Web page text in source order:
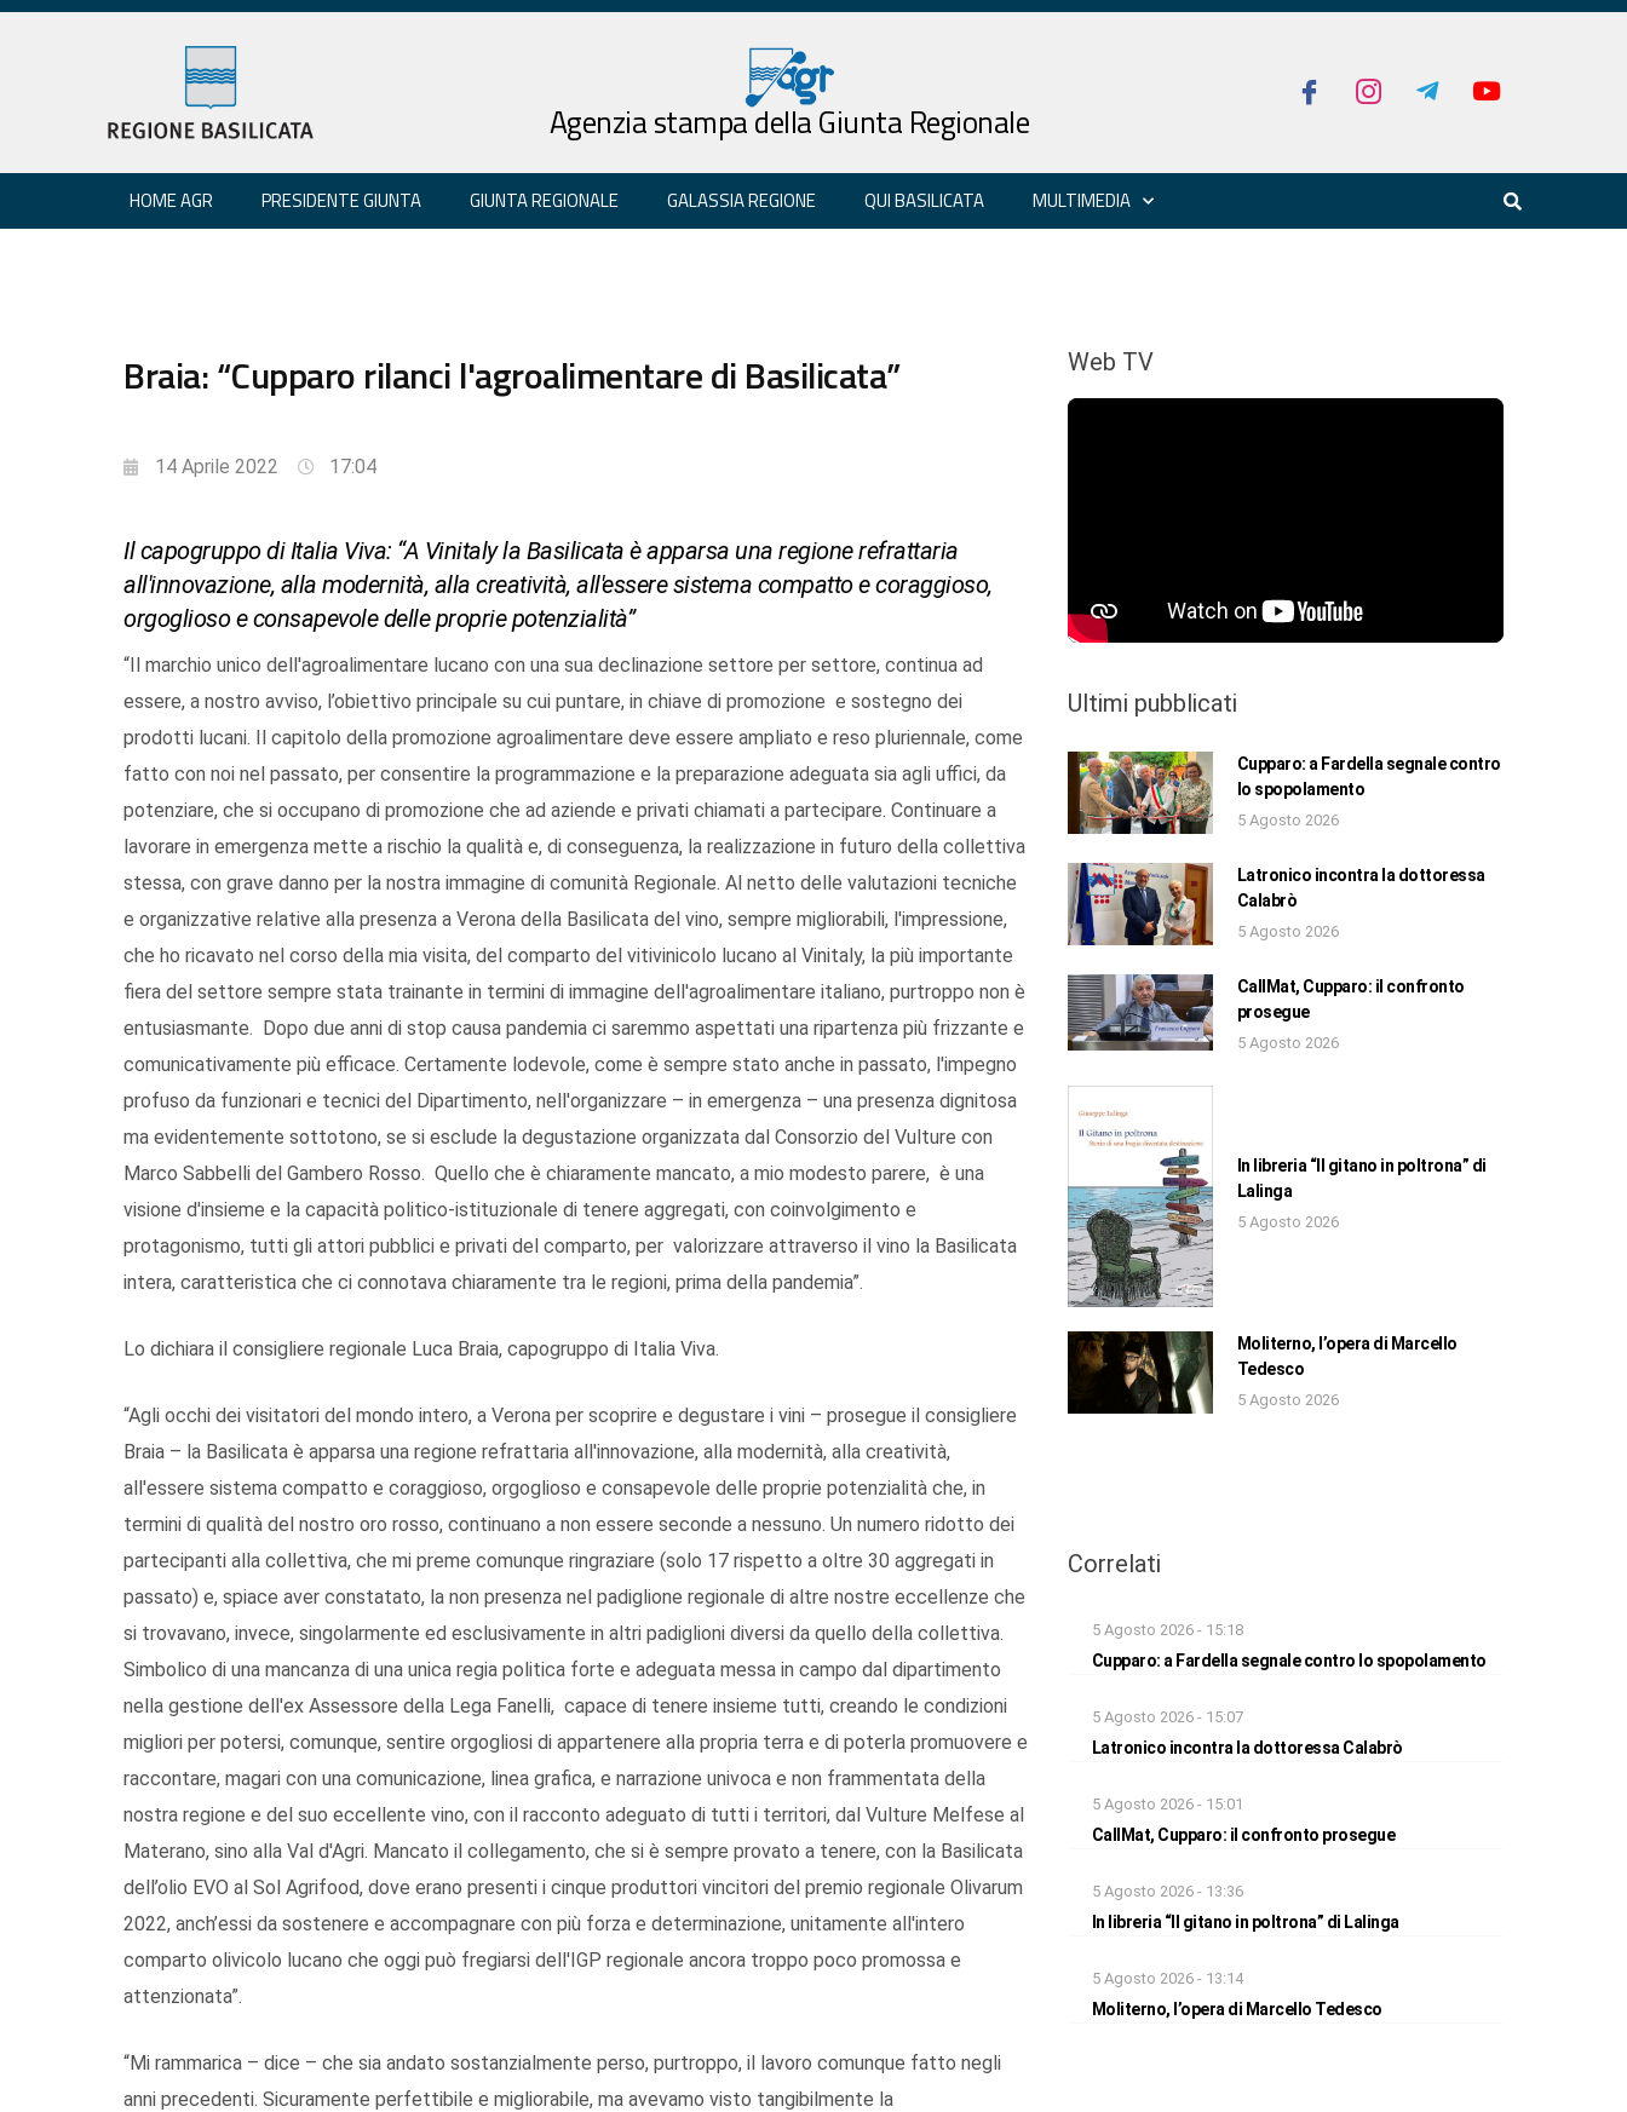
Agenzia stampa della Giunta Regionale
HOME AGR PRESIDENTE GIUNTA GIUNTA REGIONALE GALASSIA REGIONE QUI BASILICATA MULTIMEDIA
Braia: “Cupparo rilanci l'agroalimentare di Basilicata”
14 Aprile 2022 17:04
Il capogruppo di Italia Viva: “A Vinitaly la Basilicata è apparsa una regione refrattaria
all'innovazione, alla modernità, alla creatività, all'essere sistema compatto e coraggioso,
orgoglioso e consapevole delle proprie potenzialità”
“Il marchio unico dell'agroalimentare lucano con una sua declinazione settore per settore, continua ad
essere, a nostro avviso, l’obiettivo principale su cui puntare, in chiave di promozione e sostegno dei
prodotti lucani. Il capitolo della promozione agroalimentare deve essere ampliato e reso pluriennale, come
fatto con noi nel passato, per consentire la programmazione e la preparazione adeguata sia agli uffici, da
potenziare, che si occupano di promozione che ad aziende e privati chiamati a partecipare. Continuare a
lavorare in emergenza mette a rischio la qualità e, di conseguenza, la realizzazione in futuro della collettiva
stessa, con grave danno per la nostra immagine di comunità Regionale. Al netto delle valutazioni tecniche
e organizzative relative alla presenza a Verona della Basilicata del vino, sempre migliorabili, l'impressione,
che ho ricavato nel corso della mia visita, del comparto del vitivinicolo lucano al Vinitaly, la più importante
fiera del settore sempre stata trainante in termini di immagine dell'agroalimentare italiano, purtroppo non è
entusiasmante. Dopo due anni di stop causa pandemia ci saremmo aspettati una ripartenza più frizzante e
comunicativamente più efficace. Certamente lodevole, come è sempre stato anche in passato, l'impegno
profuso da funzionari e tecnici del Dipartimento, nell'organizzare – in emergenza – una presenza dignitosa
ma evidentemente sottotono, se si esclude la degustazione organizzata dal Consorzio del Vulture con
Marco Sabbelli del Gambero Rosso. Quello che è chiaramente mancato, a mio modesto parere, è una
visione d'insieme e la capacità politico-istituzionale di tenere aggregati, con coinvolgimento e
protagonismo, tutti gli attori pubblici e privati del comparto, per valorizzare attraverso il vino la Basilicata
intera, caratteristica che ci connotava chiaramente tra le regioni, prima della pandemia”.
Lo dichiara il consigliere regionale Luca Braia, capogruppo di Italia Viva.
“Agli occhi dei visitatori del mondo intero, a Verona per scoprire e degustare i vini – prosegue il consigliere
Braia – la Basilicata è apparsa una regione refrattaria all'innovazione, alla modernità, alla creatività,
all'essere sistema compatto e coraggioso, orgoglioso e consapevole delle proprie potenzialità che, in
termini di qualità del nostro oro rosso, continuano a non essere seconde a nessuno. Un numero ridotto dei
partecipanti alla collettiva, che mi preme comunque ringraziare (solo 17 rispetto a oltre 30 aggregati in
passato) e, spiace aver constatato, la non presenza nel padiglione regionale di altre nostre eccellenze che
si trovavano, invece, singolarmente ed esclusivamente in altri padiglioni diversi da quello della collettiva.
Simbolico di una mancanza di una unica regia politica forte e adeguata messa in campo dal dipartimento
nella gestione dell'ex Assessore della Lega Fanelli, capace di tenere insieme tutti, creando le condizioni
migliori per potersi, comunque, sentire orgogliosi di appartenere alla propria terra e di poterla promuovere e
raccontare, magari con una comunicazione, linea grafica, e narrazione univoca e non frammentata della
nostra regione e del suo eccellente vino, con il racconto adeguato di tutti i territori, dal Vulture Melfese al
Materano, sino alla Val d'Agri. Mancato il collegamento, che si è sempre provato a tenere, con la Basilicata
dell’olio EVO al Sol Agrifood, dove erano presenti i cinque produttori vincitori del premio regionale Olivarum
2022, anch’essi da sostenere e accompagnare con più forza e determinazione, unitamente all'intero
comparto olivicolo lucano che oggi può fregiarsi dell'IGP regionale ancora troppo poco promossa e
attenzionata”.
“Mi rammarica – dice – che sia andato sostanzialmente perso, purtroppo, il lavoro comunque fatto negli
anni precedenti. Sicuramente perfettibile e migliorabile, ma avevamo visto tangibilmente la
Web TV
Ultimi pubblicati
Cupparo: a Fardella segnale contro
lo spopolamento
5 Agosto 2026
Latronico incontra la dottoressa
Calabrò
5 Agosto 2026
CallMat, Cupparo: il confronto
prosegue
5 Agosto 2026
In libreria “Il gitano in poltrona” di
Lalinga
5 Agosto 2026
Moliterno, l’opera di Marcello
Tedesco
5 Agosto 2026
Correlati
5 Agosto 2026 - 15:18
Cupparo: a Fardella segnale contro lo spopolamento
5 Agosto 2026 - 15:07
Latronico incontra la dottoressa Calabrò
5 Agosto 2026 - 15:01
CallMat, Cupparo: il confronto prosegue
5 Agosto 2026 - 13:36
In libreria “Il gitano in poltrona” di Lalinga
5 Agosto 2026 - 13:14
Moliterno, l’opera di Marcello Tedesco